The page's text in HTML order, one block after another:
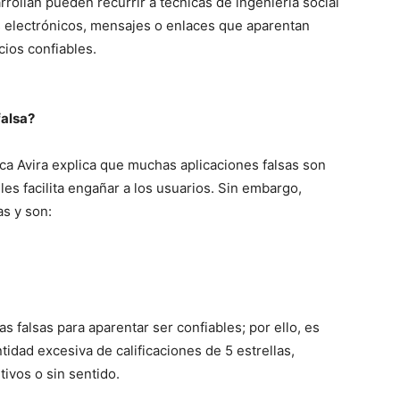
mensajes o enlaces que aparentan
confiables.
Avira explica que muchas aplicaciones falsas son
facilita engañar a los usuarios. Sin embargo,
y son:
falsas para aparentar ser confiables; por ello, es
excesiva de calificaciones de 5 estrellas,
o sin sentido.